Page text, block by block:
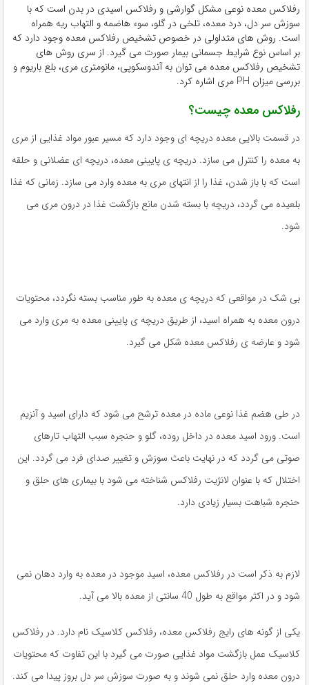
رفلاکس معده نوعی مشکل گوارشی و رفلاکس اسیدی در بدن است که با
سوزش سر دل، درد معده، تلخی در گلو، سوء هاضمه و التهاب ریه همراه
است. روش های متداولی در خصوص تشخیص رفلاکس معده وجود دارد که
بر اساس نوع شرایط جسمانی بیمار صورت می گیرد. از سری روش های
تشخیص رفلاکس معده می توان به آندوسکوپی، مانومتری مری، بلع باریوم و
بررسی میزان PH مری اشاره کرد.
رفلاکس معده چیست؟
در قسمت بالایی معده دریچه ای وجود دارد که مسیر عبور مواد غذایی از مری
به معده را کنترل می سازد. دریچه ی پایینی معده، دریچه ای عضلانی و حلقه
است که با باز شدن، غذا را از انتهای مری به معده وارد می سازد. زمانی که غذا
بلعیده می گردد، دریچه با بسته شدن مانع بازگشت غذا در درون مری می
شود.
بی شک در مواقعی که دریچه ی معده به طور مناسب بسته نگردد، محتویات
درون معده به همراه اسید، از طریق دریچه ی پایینی معده به مری وارد می
شود و عارضه ی رفلاکس معده شکل می گیرد.
در طی هضم غذا نوعی ماده در معده ترشح می شود که دارای اسید و آنزیم
است. ورود اسید معده در داخل روده، گلو و حنجره سبب التهاب تارهای
صوتی می گردد که در نهایت باعث سوزش و تغییر صدای فرد می گردد. این
اختلال که با عنوان لانژیت رفلاکس شناخته می شود با بیماری های حلق و
حنجره شباهت بسیار زیادی دارد.
لازم به ذکر است در رفلاکس معده، اسید موجود در معده به وارد دهان نمی
شود و در اکثر مواقع به طول 40 سانتی از معده بالا می آید.
یکی از گونه های رایج رفلاکس معده، رفلاکس کلاسیک نام دارد. در رفلاکس
کلاسیک عمل بازگشت مواد غذایی صورت می گیرد با این تفاوت که محتویات
درون معده وارد حلق نمی شوند و به صورت سوزش سر دل بروز پیدا می کند.